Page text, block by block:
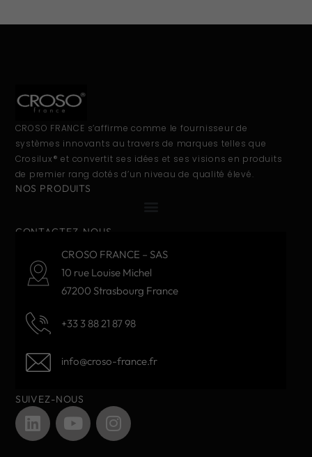
CROSO FRANCE s’affirme comme le fournisseur de
systèmes innovants au travers de marques telles que
Crosilux® et convertit ses idées et ses visions en produits
de premier rang dotés d’un niveau de qualité élevé.
NOS PRODUITS
CONTACTEZ-NOUS
CROSO FRANCE – SAS
10 rue Louise Michel
67200 Strasbourg France
+33 3 88 21 87 98
info@croso-france.fr
SUIVEZ-NOUS